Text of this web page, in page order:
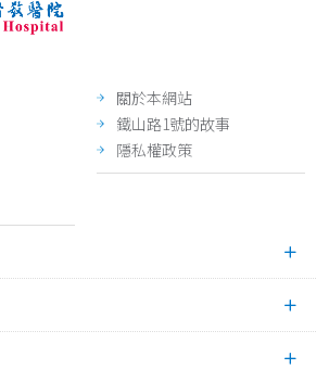
關於本網站
鐵山路1號的故事
隱私權政策